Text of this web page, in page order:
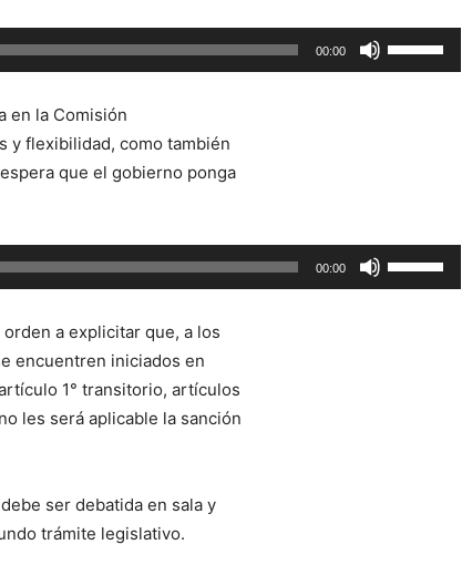
00:00
las
aumentar
o
en la Comisión
y flexibilidad, como también
que el gobierno ponga
00:00
las
a explicitar que, a los
encuentren iniciados en
1° transitorio, artículos
les será aplicable la sanción
ser debatida en sala y
trámite legislativo.